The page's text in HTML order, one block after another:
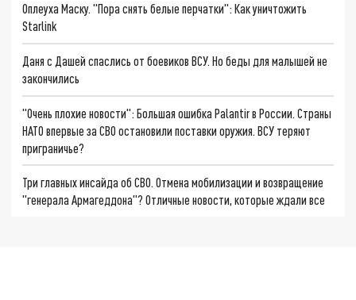
Оплеуха Маску. "Пора снять белые перчатки": Как уничтожить
Starlink
Даня с Дашей спаслись от боевиков ВСУ. Но беды для малышей не
закончились
"Очень плохие новости": Большая ошибка Palantir в России. Страны
НАТО впервые за СВО остановили поставки оружия. ВСУ теряют
приграничье?
Три главных инсайда об СВО. Отмена мобилизации и возвращение
"генерала Армагеддона"? Отличные новости, которые ждали все